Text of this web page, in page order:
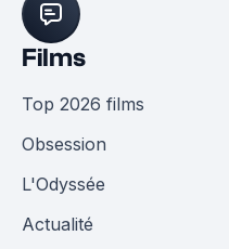
Films
Top 2026 films
Obsession
L'Odyssée
Actualité